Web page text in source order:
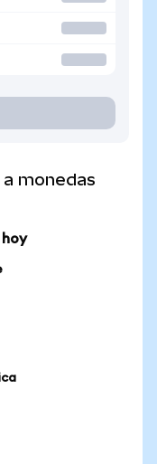
monedas
hoy